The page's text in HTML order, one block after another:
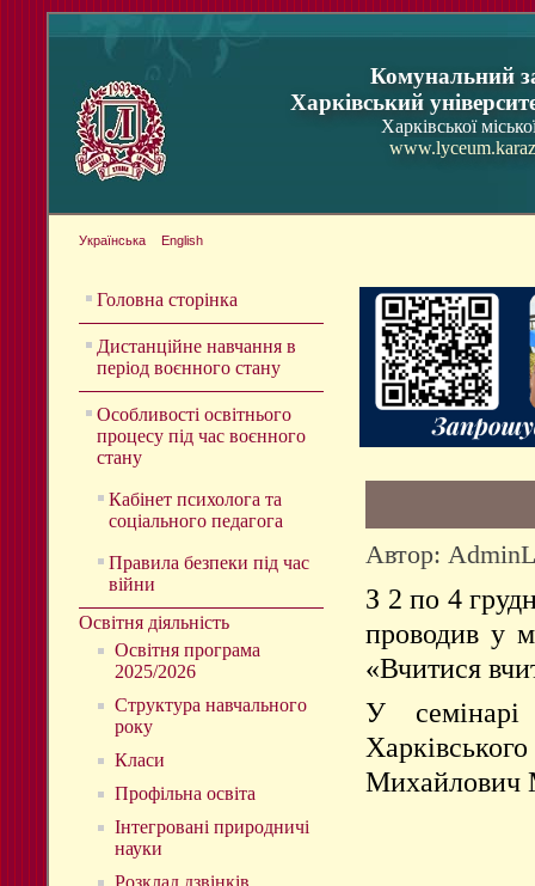
Комунальний
Харківський
Харківської
Українська English
Головна сторінка
Дистанційне навчання в
період воєнного стану
Особливості освітнього
процесу під час воєнного
стану
Кабінет психолога та
соціального педагога
Правила безпеки під час
війни
Освітня діяльність
Освітня програма
2025/2026
Структура навчального
року
Класи
Профільна освіта
Інтегровані природничі
науки
Розклад дзвінків
Автор:
З 2 по 4
проводив у
«Вчитися
У
Михайлович